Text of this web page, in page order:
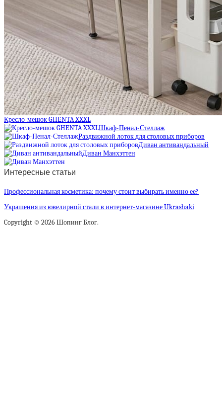
Кресло-мешок GHENTA XXXL
Шкаф-Пенал-Стеллаж
Раздвижной лоток для столовых приборов
Диван антивандальный
Диван Манхэттен
Интересные статьи
Профессиональная косметика: почему стоит выбирать именно ее?
Украшения из ювелирной стали в интернет-магазине Ukrashaki
Copyright © 2026 Шопинг Блог.